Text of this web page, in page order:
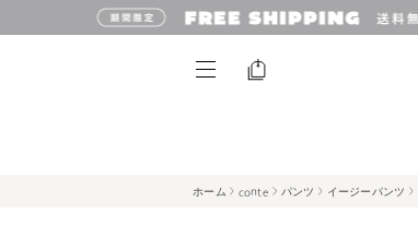
ホーム conte パンツ イージーパンツ